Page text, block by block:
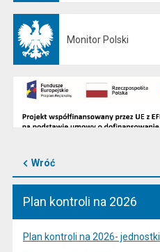
Monitor Polski
Wróć
Plan kontroli na 2026
Plan kontroli na 2026- jednostki